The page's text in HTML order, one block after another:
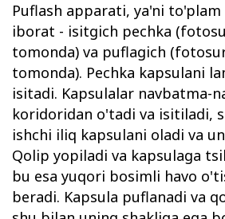
Puflash apparati, ya'ni
iborat - isitgich pechka
tomonda) va puflagich
tomonda). Pechka kapsulani
isitadi. Kapsulalar navbatma-
koridoridan o'tadi va isitiladi,
ishchi iliq kapsulani oladi va
Qolip yopiladi va kapsulaga
bu esa yuqori bosimli havo
beradi. Kapsula puflanadi va